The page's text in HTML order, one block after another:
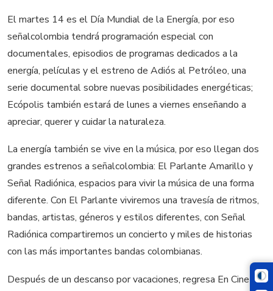
El martes 14 es el Día Mundial de la Energía, por eso
señalcolombia tendrá programación especial con
documentales, episodios de programas dedicados a la
energía, películas y el estreno de Adiós al Petróleo, una
serie documental sobre nuevas posibilidades energéticas;
Ecópolis también estará de lunes a viernes enseñando a
apreciar, querer y cuidar la naturaleza.
La energía también se vive en la música, por eso llegan dos
grandes estrenos a señalcolombia: El Parlante Amarillo y
Señal Radiónica, espacios para vivir la música de una forma
diferente. Con El Parlante viviremos una travesía de ritmos,
bandas, artistas, géneros y estilos diferentes, con Señal
Radiónica compartiremos un concierto y miles de historias
con las más importantes bandas colombianas.
Después de un descanso por vacaciones, regresa En Cine